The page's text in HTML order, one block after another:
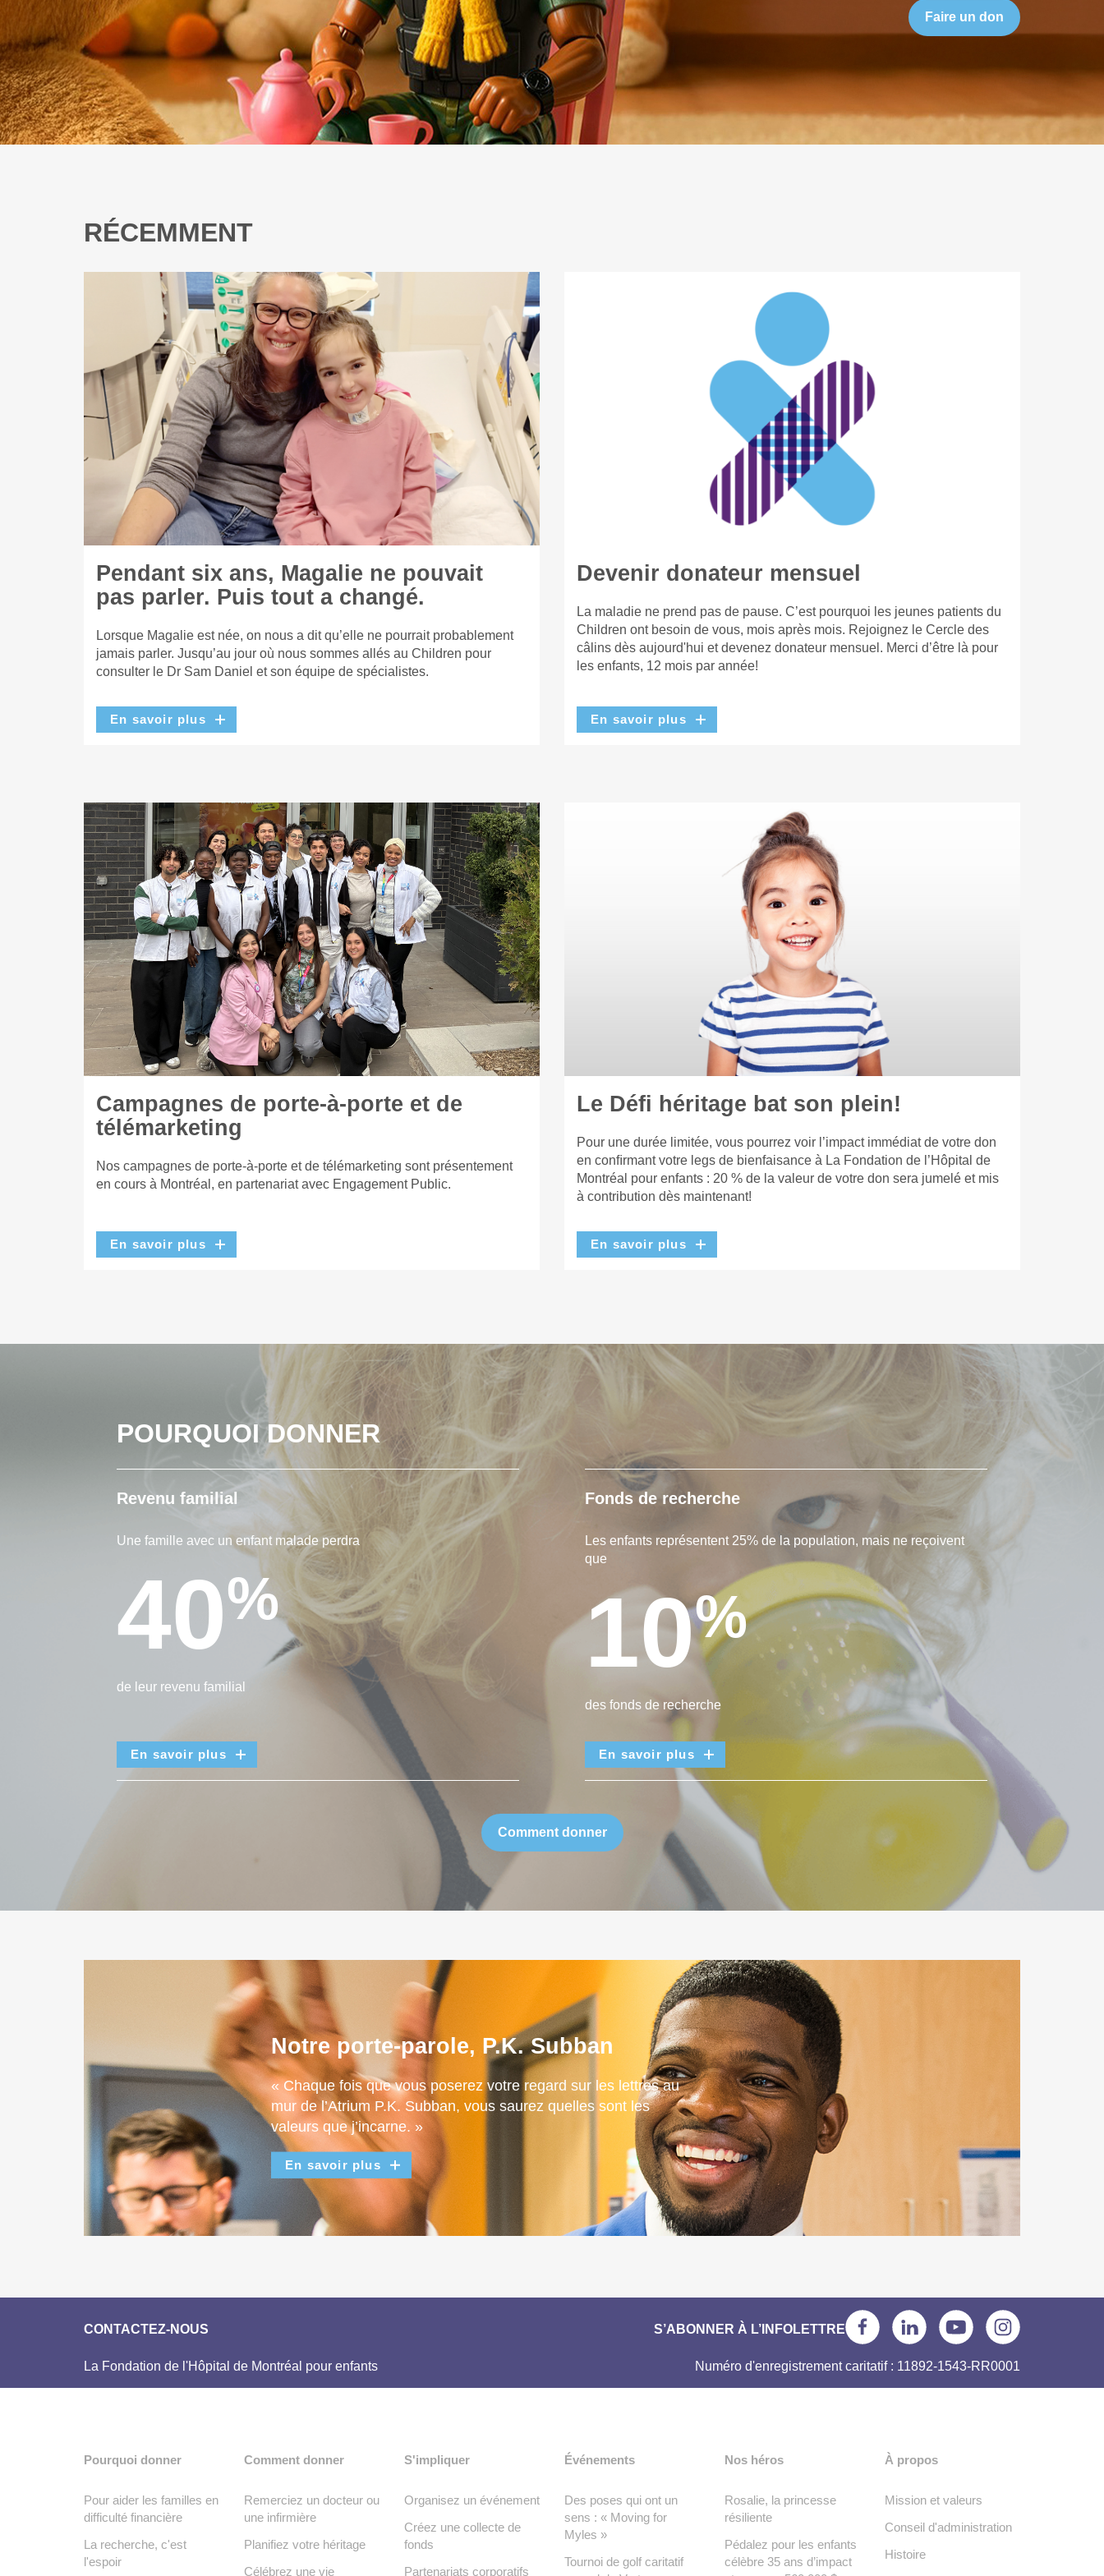
Faire un don
RÉCEMMENT
Pendant six ans, Magalie ne pouvait
pas parler. Puis tout a changé.
Lorsque Magalie est née, on nous a dit qu’elle ne pourrait probablement
jamais parler. Jusqu’au jour où nous sommes allés au Children pour
consulter le Dr Sam Daniel et son équipe de spécialistes.
En savoir plus
Devenir donateur mensuel
La maladie ne prend pas de pause. C’est pourquoi les jeunes patients du
Children ont besoin de vous, mois après mois. Rejoignez le Cercle des
câlins dès aujourd'hui et devenez donateur mensuel. Merci d’être là pour
les enfants, 12 mois par année!
En savoir plus
Campagnes de porte-à-porte et de
télémarketing
Nos campagnes de porte-à-porte et de télémarketing sont présentement
en cours à Montréal, en partenariat avec Engagement Public.
En savoir plus
Le Défi héritage bat son plein!
Pour une durée limitée, vous pourrez voir l’impact immédiat de votre don
en conﬁrmant votre legs de bienfaisance à La Fondation de l’Hôpital de
Montréal pour enfants : 20 % de la valeur de votre don sera jumelé et mis
à contribution dès maintenant!
En savoir plus
POURQUOI DONNER
Revenu familial
Une famille avec un enfant malade perdra
40%
de leur revenu familial
En savoir plus
Fonds de recherche
Les enfants représentent 25% de la population, mais ne reçoivent
que
10%
des fonds de recherche
En savoir plus
Comment donner
Notre porte-parole, P.K. Subban
« Chaque fois que vous poserez votre regard sur les lettres au
mur de l’Atrium P.K. Subban, vous saurez quelles sont les
valeurs que j’incarne. »
En savoir plus
CONTACTEZ-NOUS S’ABONNER À L’INFOLETTRE
La Fondation de l'Hôpital de Montréal pour enfants Numéro d'enregistrement caritatif : 11892-1543-RR0001
Pourquoi donner
Pour aider les familles en
difficulté financière
La recherche, c'est
l'espoir
Comment donner
Remerciez un docteur ou
une infirmière
Planifiez votre héritage
Célébrez une vie
S'impliquer
Organisez un événement
Créez une collecte de
fonds
Partenariats corporatifs
Événements
Des poses qui ont un
sens : « Moving for
Myles »
Tournoi de golf caritatif
Nos héros
Rosalie, la princesse
résiliente
Pédalez pour les enfants
célèbre 35 ans d’impact
À propos
Mission et valeurs
Conseil d'administration
Histoire